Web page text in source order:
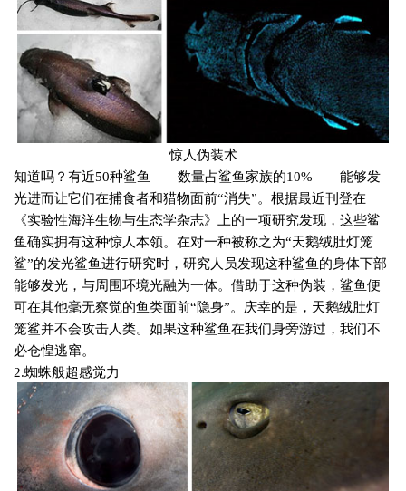
惊人伪装术
知道吗？有近50种鲨鱼——数量占鲨鱼家族的10%——能够发
光进而让它们在捕食者和猎物面前“消失”。根据最近刊登在
《实验性海洋生物与生态学杂志》上的一项研究发现，这些鲨
鱼确实拥有这种惊人本领。在对一种被称之为“天鹅绒肚灯笼
鲨”的发光鲨鱼进行研究时，研究人员发现这种鲨鱼的身体下部
能够发光，与周围环境光融为一体。借助于这种伪装，鲨鱼便
可在其他毫无察觉的鱼类面前“隐身”。庆幸的是，天鹅绒肚灯
笼鲨并不会攻击人类。如果这种鲨鱼在我们身旁游过，我们不
必仓惶逃窜。
2.蜘蛛般超感觉力